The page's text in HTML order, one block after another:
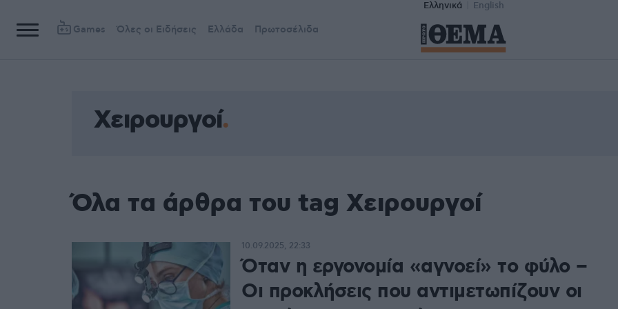
Ελληνικά English
Games Όλες οι Ειδήσεις Ελλάδα Πρωτοσέλιδα
Χειρουργοί
Όλα τα άρθρα του tag Χειρουργοί
Όταν η εργονομία «αγνοεί» το φύλο –
Οι προκλήσεις που αντιμετωπίζουν οι
10.09.2025, 22:33